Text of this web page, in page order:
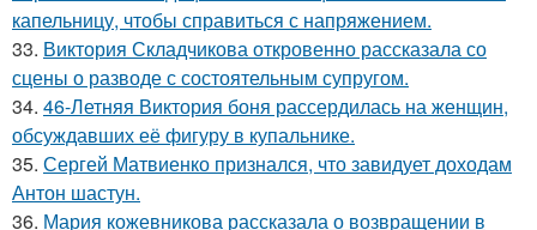
капельницу, чтобы справиться с напряжением.
33. Виктория Складчикова откровенно рассказала со
сцены о разводе с состоятельным супругом.
34. 46-Летняя Виктория боня рассердилась на женщин,
обсуждавших её фигуру в купальнике.
35. Сергей Матвиенко признался, что завидует доходам
Антон шастун.
36. Мария кожевникова рассказала о возвращении в